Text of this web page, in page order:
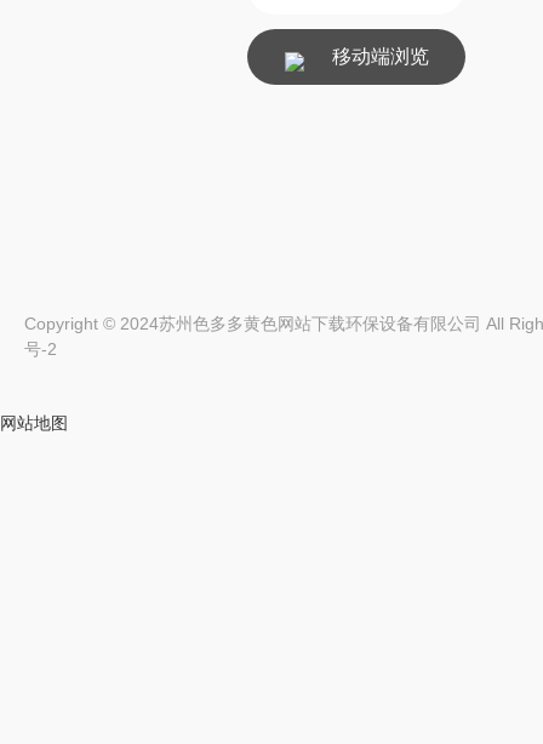
移动端浏览
Copyright © 2024苏州色多多黄色网站下载环保设备有限公司 All
号-2
网站地图